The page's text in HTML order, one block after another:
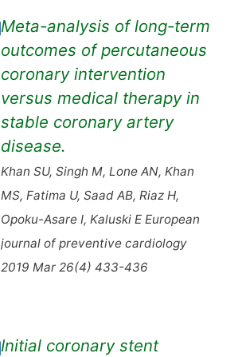
Meta-analysis of long-term
outcomes of percutaneous
coronary intervention
versus medical therapy in
stable coronary artery
disease.
Khan SU, Singh M, Lone AN, Khan
MS, Fatima U, Saad AB, Riaz H,
Opoku-Asare I, Kaluski E European
journal of preventive cardiology
2019 Mar 26(4) 433-436
Initial coronary stent